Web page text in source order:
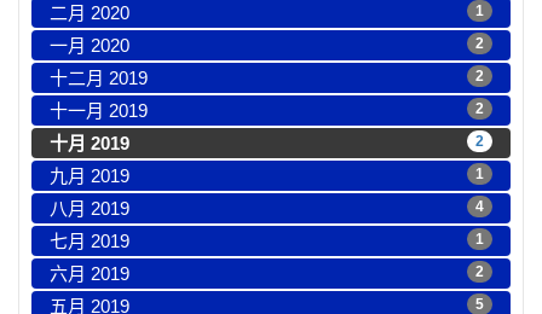
二月 2020 1
一月 2020 2
十二月 2019 2
十一月 2019 2
十月 2019 2
九月 2019 1
八月 2019 4
七月 2019 1
六月 2019 2
五月 2019 5